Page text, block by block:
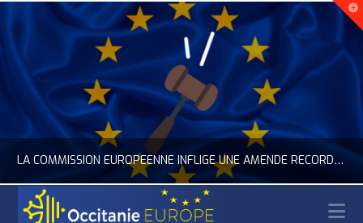
LA COMMISSION EUROPÉENNE INFLIGE UNE AMENDE RECORD À GOOGLE